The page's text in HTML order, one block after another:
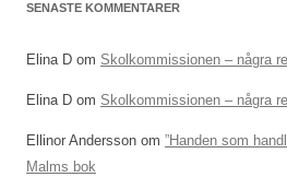
SENASTE KOMMENTARER
Elina D om Skolkommissionen – några
Elina D om Skolkommissionen – några
Ellinor Andersson om ”Handen som
Malms bok